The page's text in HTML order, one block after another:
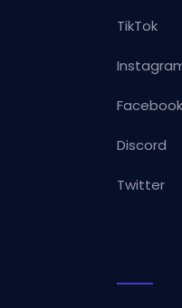
TikTok
Facebook
Discord
Twitter